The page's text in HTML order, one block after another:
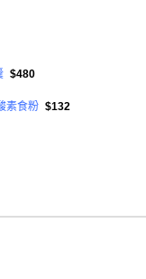
$480
素食粉 $132